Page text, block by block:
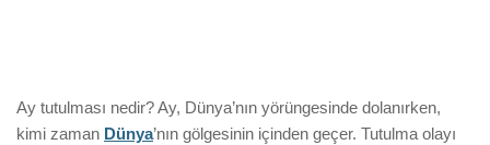
Ay tutulması nedir? Ay, Dünya’nın yörüngesinde dolanırken,
kimi zaman Dünya’nın gölgesinin içinden geçer. Tutulma olayı